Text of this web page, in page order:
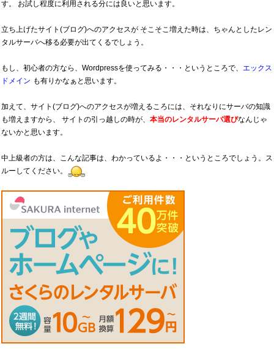
す。 お試し程度に利用される分には良いと思います。
立ち上げたサイト(ブログ)へのアクセスが そこそこ増えた時は、ちゃんとしたレン
タルサーバへ移る必要が出てくるでしょう。
もし、初心者の方なら、Wordpressを使ってみる・・・というところで、 エックス
ドメイン も有りかなぁと思います。
加えて、サイト(ブログ)へのアクセスが増えるころには、それなりにサーバの知識
も増えますから、 サイトの引っ越しの時が、 本当のレンタルサーバ選びなんじゃ
ないかと思います。
中上級者の方は、こんな記事は、わかっているよ・・・というところでしょう。ス
ルーしてください。